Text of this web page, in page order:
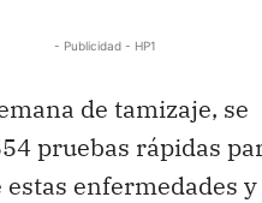
- Publicidad - HP1
de tamizaje, se
pruebas rápidas
enfermedades y